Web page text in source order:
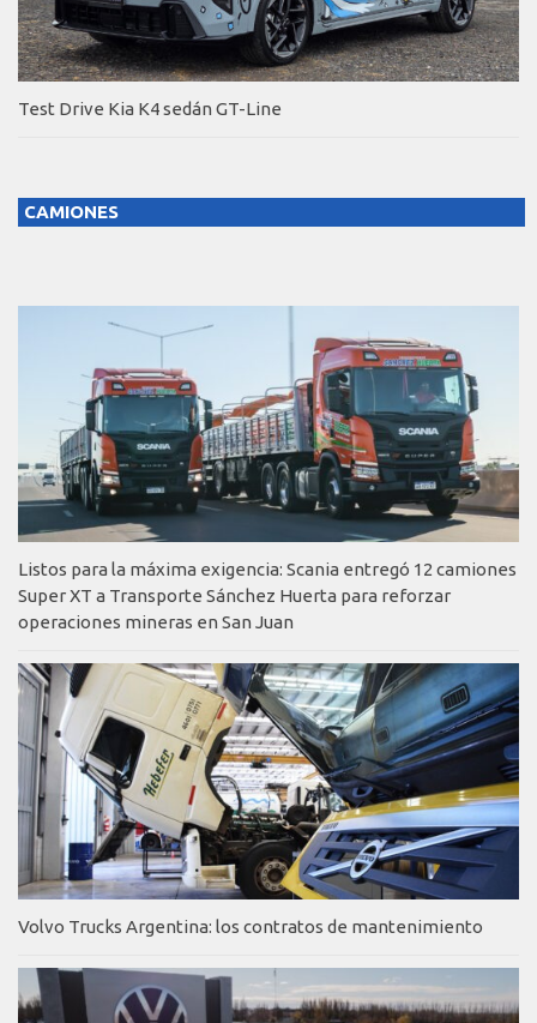
Test Drive Kia K4 sedán GT-Line
CAMIONES
Listos para la máxima exigencia: Scania entregó 12 camiones
Super XT a Transporte Sánchez Huerta para reforzar
operaciones mineras en San Juan
Volvo Trucks Argentina: los contratos de mantenimiento